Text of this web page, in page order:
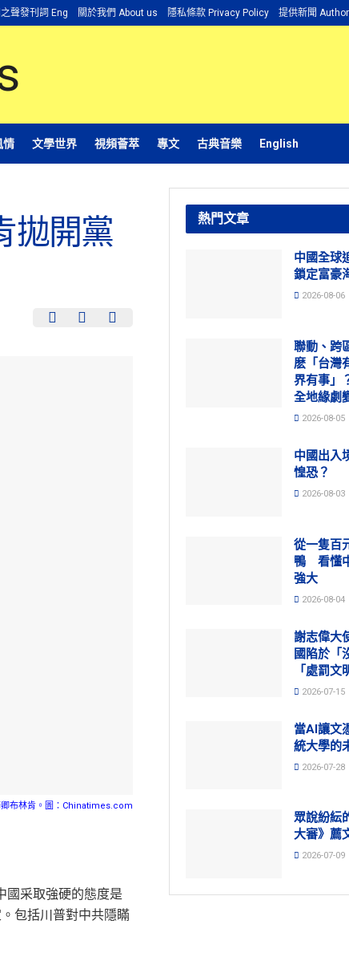
聲發刊詞 Eng 關於我們 About us 隱私條款 Privacy Policy 提供新聞
情 文學世界 視頻薈萃 專文 古典音樂 English
拋開黨
卿布林肯。圖：Chinatimes.com
國采取強硬的態度是
包括川普對中共隱瞞
熱門文章
中國全球
鎖定富豪
2026-08-06
聯動、跨
麽「台灣
界有事」
全地緣劇
2026-08-05
中國出入
惶恐？
2026-08-03
從一隻百
鴨 看懂
強大
2026-08-04
謝志偉大
國陷於「
「處罰文
2026-07-15
當AI讓文
統大學的
2026-07-28
眾說紛紜
大審》薦
2026-07-09